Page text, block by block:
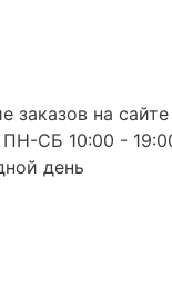
заказов на сайте
ПН-СБ 10:00 -
день